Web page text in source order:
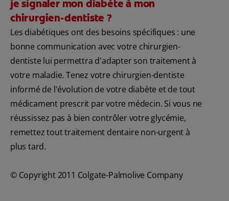
je signaler mon diabète à mon
chirurgien-dentiste ?
Les diabétiques ont des besoins spécifiques : une
bonne communication avec votre chirurgien-
dentiste lui permettra d'adapter son traitement à
votre maladie. Tenez votre chirurgien-dentiste
informé de l'évolution de votre diabète et de tout
médicament prescrit par votre médecin. Si vous ne
réussissez pas à bien contrôler votre glycémie,
remettez tout traitement dentaire non-urgent à
plus tard.
© Copyright 2011 Colgate-Palmolive Company